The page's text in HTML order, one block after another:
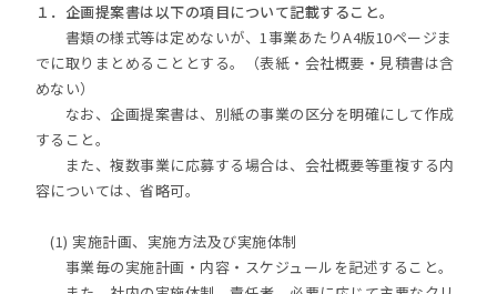
１．企画提案書は以下の項目について記載すること。
書類の様式等は定めないが、1事業あたりA4版10ページま
でに取りまとめることとする。（表紙・会社概要・見積書は含
めない）
なお、企画提案書は、別紙の事業の区分を明確にして作成
すること。
また、複数事業に応募する場合は、会社概要等重複する内
容については、省略可。
(1) 実施計画、実施方法及び実施体制
事業毎の実施計画・内容・スケジュールを記述すること。